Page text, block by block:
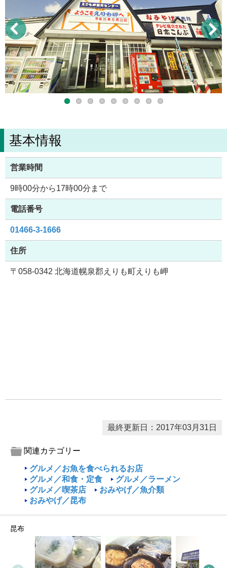
基本情報
営業時間
9時00分から17時00分まで
電話番号
01466-3-1666
住所
〒058-0342 北海道幌泉郡えりも町えりも岬
最終更新日：2017年03月31日
関連カテゴリー
グルメ／お魚を食べられるお店
グルメ／和食・定食
グルメ／ラーメン
グルメ／喫茶店
おみやげ／魚介類
おみやげ／昆布
昆布